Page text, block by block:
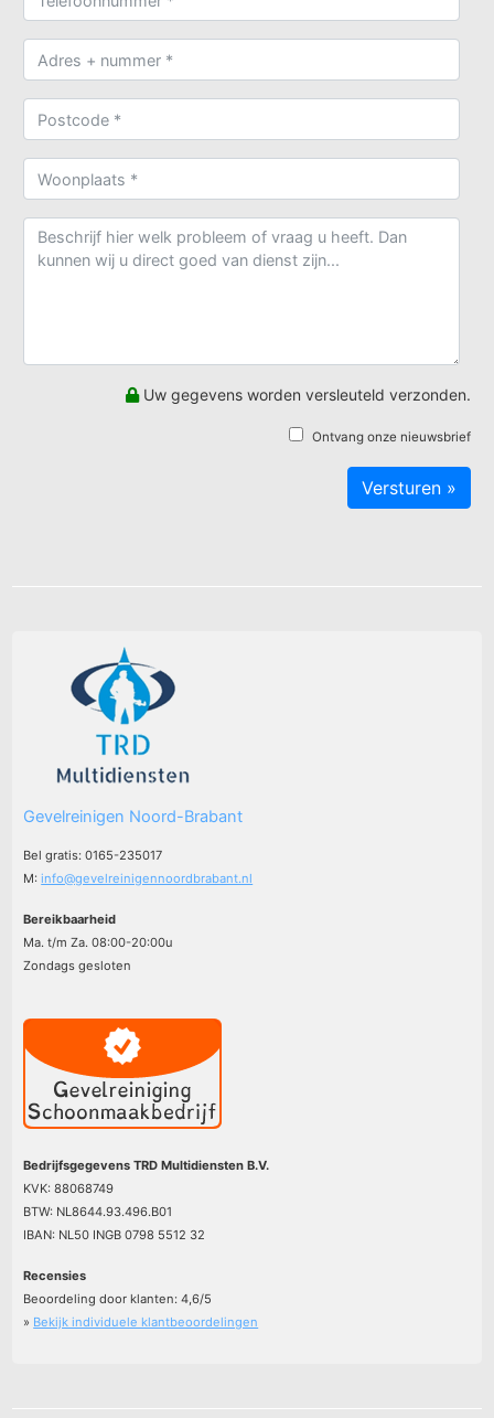
Uw gegevens worden versleuteld verzonden.
Ontvang onze nieuwsbrief
Gevelreinigen Noord-Brabant
Bel gratis: 0165-235017
M:info@gevelreinigennoordbrabant.nl
Bereikbaarheid
Ma. t/m Za. 08:00-20:00u
Zondags gesloten
Bedrijfsgegevens TRD Multidiensten B.V.
KVK: 88068749
BTW: NL8644.93.496.B01
IBAN: NL50 INGB 0798 5512 32
Recensies
Beoordeling door klanten:4,6/5
» Bekijk individuele klantbeoordelingen